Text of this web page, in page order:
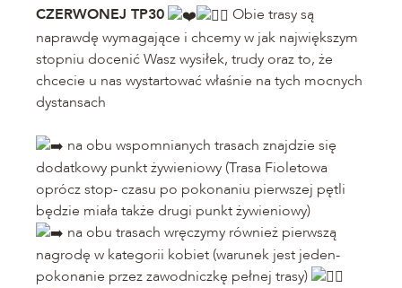
CZERWONEJ TP30
Obie trasy są
naprawdę wymagające i chcemy w jak największym
stopniu docenić Wasz wysiłek, trudy oraz to, że
chcecie u nas wystartować właśnie na tych mocnych
dystansach
na obu wspomnianych trasach znajdzie się
dodatkowy punkt żywieniowy (Trasa Fioletowa
oprócz stop- czasu po pokonaniu pierwszej pętli
będzie miała także drugi punkt żywieniowy)
na obu trasach wręczymy również pierwszą
nagrodę w kategorii kobiet (warunek jest jeden-
pokonanie przez zawodniczkę pełnej trasy)